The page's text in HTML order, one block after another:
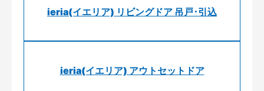
ieria(イエリア) リビングドア 吊戸･引込
ieria(イエリア) アウトセットドア